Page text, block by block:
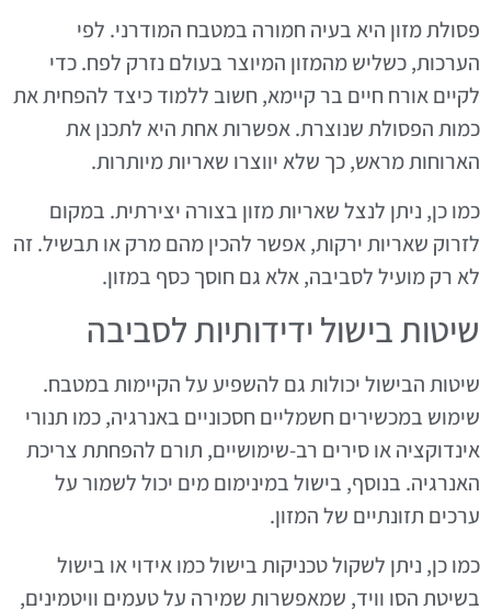
פסולת מזון היא בעיה חמורה במטבח המודרני. לפי
הערכות, כשליש מהמזון המיוצר בעולם נזרק לפח. כדי
לקיים אורח חיים בר קיימא, חשוב ללמוד כיצד להפחית את
כמות הפסולת שנוצרת. אפשרות אחת היא לתכנן את
הארוחות מראש, כך שלא יווצרו שאריות מיותרות.
כמו כן, ניתן לנצל שאריות מזון בצורה יצירתית. במקום
לזרוק שאריות ירקות, אפשר להכין מהם מרק או תבשיל. זה
לא רק מועיל לסביבה, אלא גם חוסך כסף במזון.
שיטות בישול ידידותיות לסביבה
שיטות הבישול יכולות גם להשפיע על הקיימות במטבח.
שימוש במכשירים חשמליים חסכוניים באנרגיה, כמו תנורי
אינדוקציה או סירים רב-שימושיים, תורם להפחתת צריכת
האנרגיה. בנוסף, בישול במינימום מים יכול לשמור על
ערכים תזונתיים של המזון.
כמו כן, ניתן לשקול טכניקות בישול כמו אידוי או בישול
בשיטת הסו וויד, שמאפשרות שמירה על טעמים וויטמינים,